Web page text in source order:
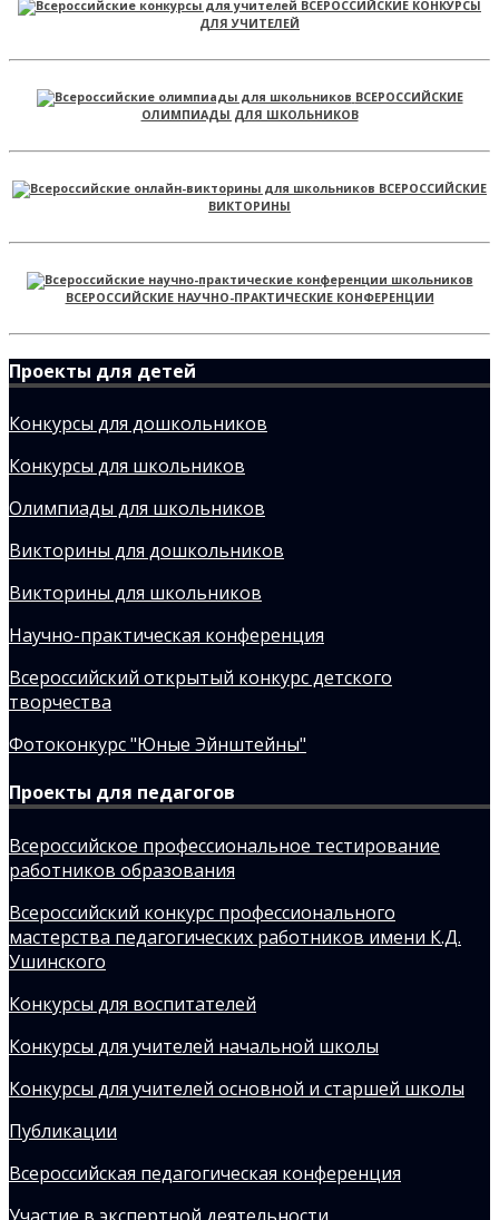
ВСЕРОССИЙСКИЕ КОНКУРСЫ
ДЛЯ УЧИТЕЛЕЙ
ВСЕРОССИЙСКИЕ
ОЛИМПИАДЫ ДЛЯ ШКОЛЬНИКОВ
ВСЕРОССИЙСКИЕ
ВИКТОРИНЫ
ВСЕРОССИЙСКИЕ НАУЧНО-ПРАКТИЧЕСКИЕ КОНФЕРЕНЦИИ
Проекты для детей
Конкурсы для дошкольников
Конкурсы для школьников
Олимпиады для школьников
Викторины для дошкольников
Викторины для школьников
Научно-практическая конференция
Всероссийский открытый конкурс детского
творчества
Фотоконкурс "Юные Эйнштейны"
Проекты для педагогов
Всероссийское профессиональное тестирование
работников образования
Всероссийский конкурс профессионального
мастерства педагогических работников имени К.Д.
Ушинского
Конкурсы для воспитателей
Конкурсы для учителей начальной школы
Конкурсы для учителей основной и старшей школы
Публикации
Всероссийская педагогическая конференция